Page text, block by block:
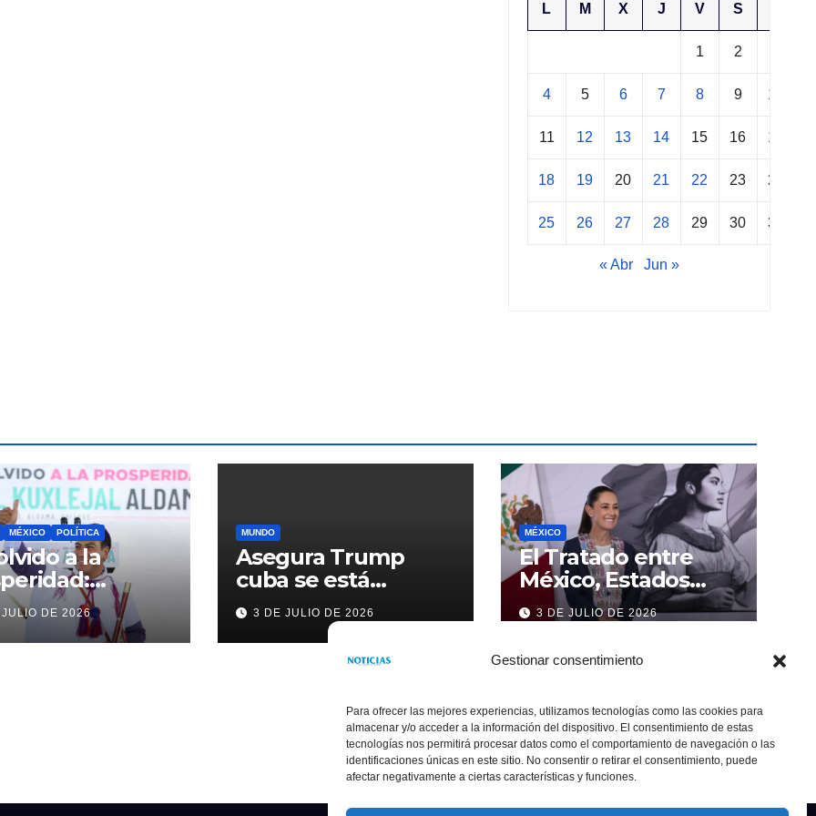
Gestionar consentimiento
Para ofrecer las mejores experiencias, utilizamos tecnologías como las cookies para
almacenar y/o acceder a la información del dispositivo. El consentimiento de estas
tecnologías nos permitirá procesar datos como el comportamiento de navegación o las
identificaciones únicas en este sitio. No consentir o retirar el consentimiento, puede
afectar negativamente a ciertas características y funciones.
L M X J V S
1 2
4 5 6 7 8 9 10
11 12 13 14 15 16 17
18 19 20 21 22 23 24
25 26 27 28 29 30 31
« Abr Jun »
MÉXICO POLÍTICA
a la
Ramírez
la
de
DE 2026
MUNDO
Asegura Trump
cuba se está
acercando a
nosotros
3 DE JULIO DE 2026
MÉXICO
El Tratado entre
México, Estados
Unidos y Canadá (T-
MEC) se mantiene
hasta el 2036:
Presidenta Claudia
3 DE JULIO DE 2026